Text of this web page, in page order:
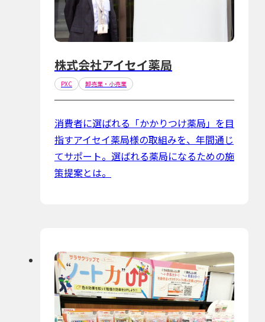
株式会社アイセイ薬局
PXC 卸売業・小売業
消費者に選ばれる「かかりつけ薬局」を目
指すアイセイ薬局様の取組みを、年間通じ
てサポート。選ばれる薬局になるための施
策提案とは。